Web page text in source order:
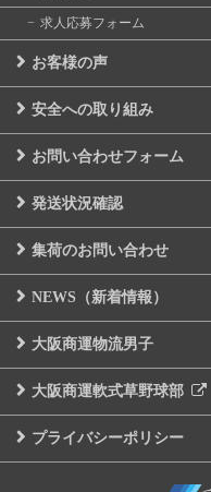
求人応募フォーム
お客様の声
安全への取り組み
お問い合わせフォーム
発送状況確認
集荷のお問い合わせ
NEWS（新着情報）
大阪商運物流男子
大阪商運軟式草野球部
プライバシーポリシー